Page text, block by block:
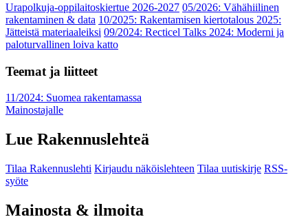
Urapolkuja-oppilaitoskiertue 2026-2027 05/2026: Vähähiilinen
rakentaminen & data 10/2025: Rakentamisen kiertotalous 2025:
Jätteistä materiaaleiksi 09/2024: Recticel Talks 2024: Moderni ja
paloturvallinen loiva katto
Teemat ja liitteet
11/2024: Suomea rakentamassa
Mainostajalle
Lue Rakennuslehteä
Tilaa Rakennuslehti Kirjaudu näköislehteen Tilaa uutiskirje RSS-
syöte
Mainosta & ilmoita